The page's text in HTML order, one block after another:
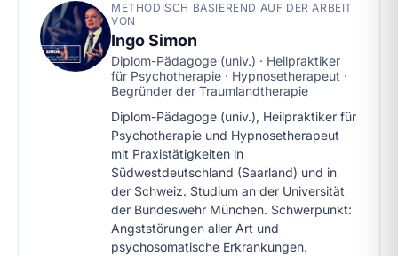
METHODISCH BASIEREND AUF DER ARBEIT
VON
Ingo Simon
Diplom-Pädagoge (univ.) · Heilpraktiker
für Psychotherapie · Hypnosetherapeut ·
Begründer der Traumlandtherapie
Diplom-Pädagoge (univ.), Heilpraktiker für
Psychotherapie und Hypnosetherapeut
mit Praxistätigkeiten in
Südwestdeutschland (Saarland) und in
der Schweiz. Studium an der Universität
der Bundeswehr München. Schwerpunkt:
Angststörungen aller Art und
psychosomatische Erkrankungen.